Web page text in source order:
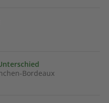
Bordeaux